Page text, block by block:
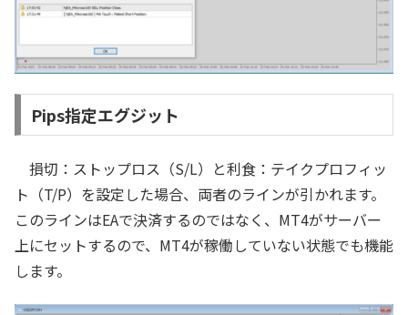
Pips指定エグジット
損切：ストップロス（S/L）と利食：テイクプロフィッ
ト（T/P）を設定した場合、両者のラインが引かれます。
このラインはEAで決済するのではなく、MT4がサーバー
上にセットするので、MT4が稼働していない状態でも機能
します。